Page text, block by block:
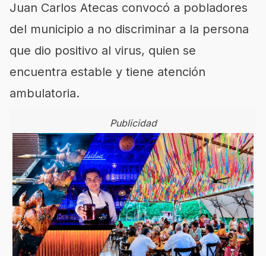
Juan Carlos Atecas convocó a pobladores
del municipio a no discriminar a la persona
que dio positivo al virus, quien se
encuentra estable y tiene atención
ambulatoria.
Publicidad